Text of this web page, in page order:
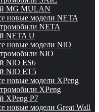
MG MULAN
новые модели NETA
NETA
NETA U
новые модели NIO
NIO
NIO ES6
NIO ET5
новые модели XPeng
XPeng
XPeng P7
новые модели Great Wall